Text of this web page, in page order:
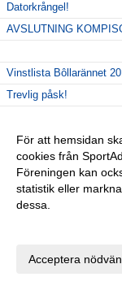
Datorkrångel!
AVSLUTNING
Vinstlista Bôllarännet
Trevlig påsk!
Seriepremiär 17/4 kl
Nyckel
Hallå alla barn födda
Fotbollsskola 2019
För att hemsidan
cookies från
Föreningen kan
statistik eller
dessa.
Acceptera